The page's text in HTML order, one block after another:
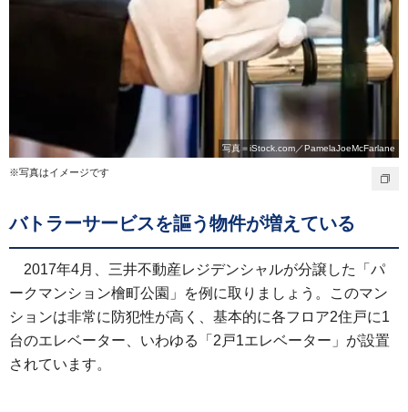
写真＝iStock.com／PamelaJoeMcFarlane
※写真はイメージです
バトラーサービスを謳う物件が増えている
2017年4月、三井不動産レジデンシャルが分譲した「パ
ークマンション檜町公園」を例に取りましょう。このマン
ションは非常に防犯性が高く、基本的に各フロア2住戸に1
台のエレベーター、いわゆる「2戸1エレベーター」が設置
されています。